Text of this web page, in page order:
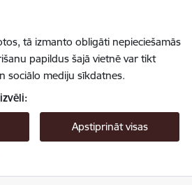
tā izmanto obligāti nepieciešamās
papildus šajā vietnē var tikt
sociālo mediju sīkdatnes.
Apstiprināt visas